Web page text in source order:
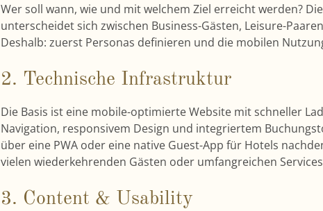
Wer soll wann, wie und mit welchem Ziel erreicht werden?
unterscheidet sich zwischen Business-Gästen, Leisure-
Deshalb: zuerst Personas definieren und die mobilen
2. Technische Infrastruktur
Die Basis ist eine mobile-optimierte Website mit schneller
Navigation, responsivem Design und integriertem
über eine PWA oder eine native Guest-App für Hotels
vielen wiederkehrenden Gästen oder umfangreichen
3. Content & Usability